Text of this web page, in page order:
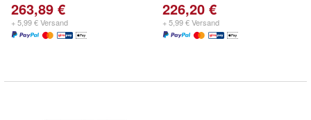
263,89 €
+ 5,99 € Versand
226,20 €
+ 5,99 € Versand